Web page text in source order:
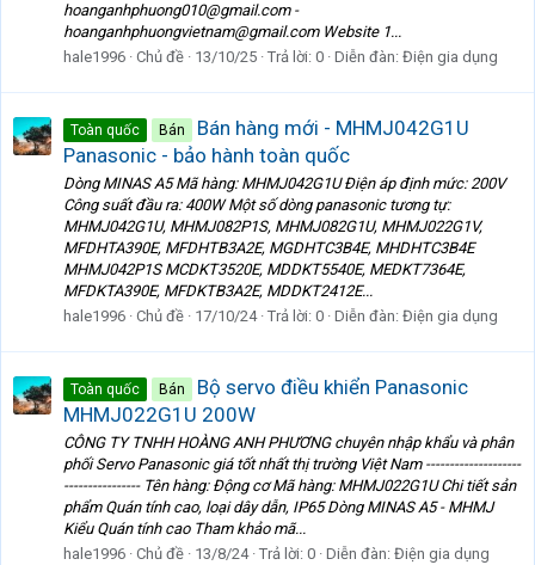
hoanganhphuong010@gmail.com -
hoanganhphuongvietnam@gmail.com Website 1...
hale1996 Chủ đề 13/10/25 Trả lời: 0 Diễn đàn: Điện gia dụng
Toàn quốc Bán
Bán hàng mới - MHMJ042G1U
Panasonic - bảo hành toàn quốc
Dòng MINAS A5 Mã hàng: MHMJ042G1U Điện áp định mức: 200V
Công suất đầu ra: 400W Một số dòng panasonic tương tự:
MHMJ042G1U, MHMJ082P1S, MHMJ082G1U, MHMJ022G1V,
MFDHTA390E, MFDHTB3A2E, MGDHTC3B4E, MHDHTC3B4E
MHMJ042P1S MCDKT3520E, MDDKT5540E, MEDKT7364E,
MFDKTA390E, MFDKTB3A2E, MDDKT2412E...
hale1996 Chủ đề 17/10/24 Trả lời: 0 Diễn đàn: Điện gia dụng
Toàn quốc Bán
Bộ servo điều khiển Panasonic
MHMJ022G1U 200W
CÔNG TY TNHH HOÀNG ANH PHƯƠNG chuyên nhập khẩu và phân
phối Servo Panasonic giá tốt nhất thị trường Việt Nam --------------------
---------------- Tên hàng: Động cơ Mã hàng: MHMJ022G1U Chi tiết sản
phẩm Quán tính cao, loại dây dẫn, IP65 Dòng MINAS A5 - MHMJ
Kiểu Quán tính cao Tham khảo mã...
hale1996 Chủ đề 13/8/24 Trả lời: 0 Diễn đàn: Điện gia dụng